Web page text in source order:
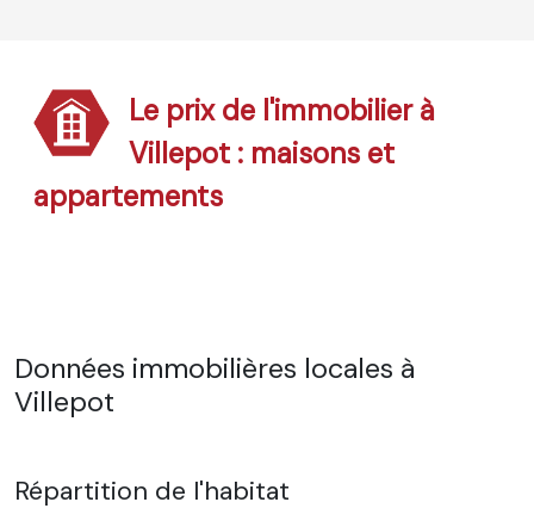
Le prix de l'immobilier à
Villepot : maisons et
appartements
Données immobilières locales à
Villepot
Répartition de l'habitat